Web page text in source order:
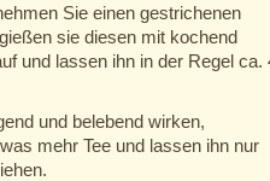
Sie einen gestrichenen
sie diesen mit kochend
und lassen ihn in der Regel ca.
und belebend wirken,
mehr Tee und lassen ihn nur